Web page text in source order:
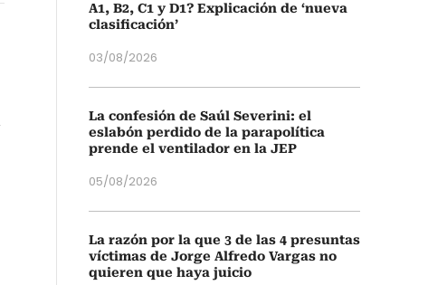
A1, B2, C1 y D1? Explicación de ‘nueva
clasificación’
03/08/2026
La confesión de Saúl Severini: el
eslabón perdido de la parapolítica
prende el ventilador en la JEP
05/08/2026
La razón por la que 3 de las 4 presuntas
víctimas de Jorge Alfredo Vargas no
quieren que haya juicio